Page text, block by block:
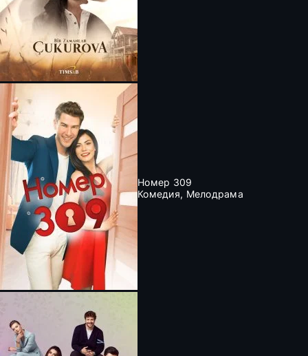
Номер 309
Комедия, Мелодрама